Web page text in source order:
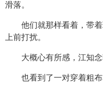
滑落。
他们就那样看着，带
上前打扰。
大概心有所感，江知
也看到了一对穿着粗